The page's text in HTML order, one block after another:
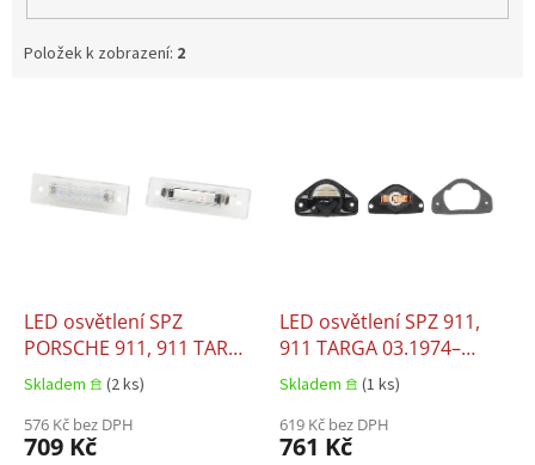
Položek k zobrazení: 2
LED osvětlení SPZ
PORSCHE 911, 911 TARGA
12.1988–05.1994
Skladem 𖠿 (2 ks)
576 Kč bez DPH
709 Kč
LED osvětlení SPZ 911,
911 TARGA 03.1974–
11.1990
Skladem 𖠿 (1 ks)
619 Kč bez DPH
761 Kč